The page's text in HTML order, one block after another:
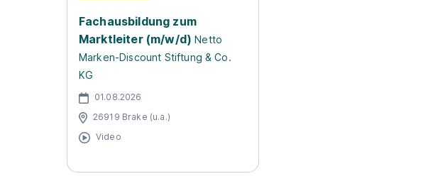
Fachausbildung zum
Marktleiter (m/w/d) Netto
Marken-Discount Stiftung & Co.
KG
01.08.2026
26919 Brake (u.a.)
Video